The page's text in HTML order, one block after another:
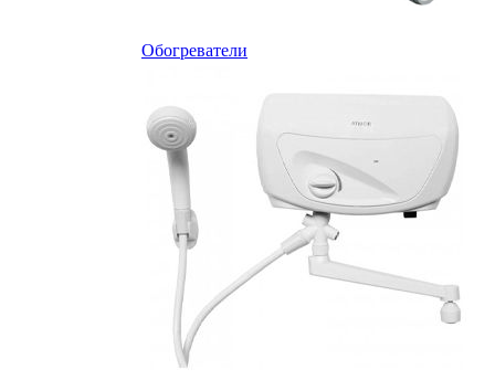
Обогреватели